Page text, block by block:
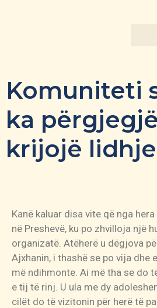
Komuniteti
ka
krijojë lidhje
Kanë kaluar disa vite që nga
në Preshevë, ku po zhvilloja një
organizatë. Atëherë u dëgjova
Ajxhanin, i thashë se po vija dhe
më ndihmonte. Ai më tha se do
e tij të rinj. U ula me dy
cilët do të vizitonin për herë të